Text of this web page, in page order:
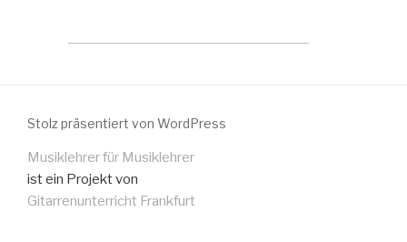
Stolz präsentiert von WordPress
Musiklehrer für Musiklehrer
ist ein Projekt von
Gitarrenunterricht Frankfurt